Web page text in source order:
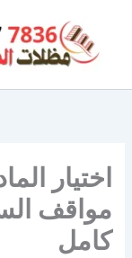
المحتوى
اختيار
مواقف
كامل